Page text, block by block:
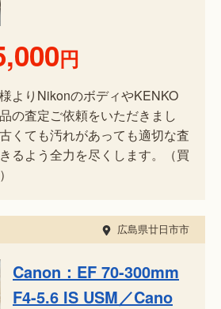
円
よりNikonのボディやKENKO
の査定ご依頼をいただきまし
くても汚れがあっても適切な査
るよう全力を尽くします。（買
広島県廿日市市
Canon：EF 70-300mm
F4-5.6 IS USM／Cano